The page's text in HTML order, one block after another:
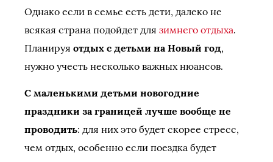
Однако если в семье есть дети, далеко не
всякая страна подойдет для зимнего отдыха.
Планируя отдых с детьми на Новый год,
нужно учесть несколько важных нюансов.
С маленькими детьми новогодние
праздники за границей лучше вообще не
проводить: для них это будет скорее стресс,
чем отдых, особенно если поездка будет